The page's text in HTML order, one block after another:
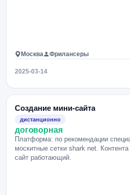
Москва Фрилансеры
2025-03-14
Создание мини-сайта
дистанционно
договорная
Платформа: по рекомендации
москитные сетки shark net.
сайт работающий.